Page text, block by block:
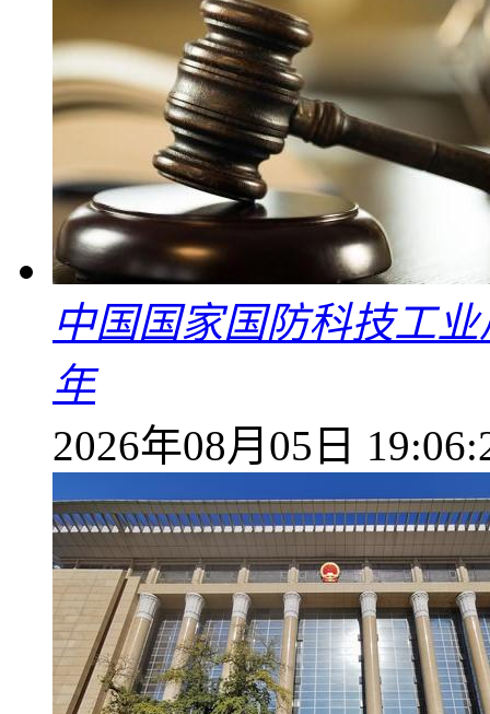
中国国家国防科技工
年
2026年08月05日